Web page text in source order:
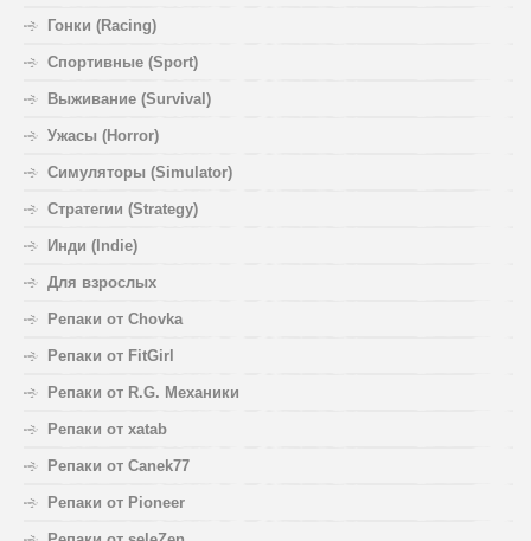
Гонки (Racing)
Спортивные (Sport)
Выживание (Survival)
Ужасы (Horror)
Симуляторы (Simulator)
Стратегии (Strategy)
Инди (Indie)
Для взрослых
Репаки от Chovka
Репаки от FitGirl
Репаки от R.G. Механики
Репаки от xatab
Репаки от Canek77
Репаки от Pioneer